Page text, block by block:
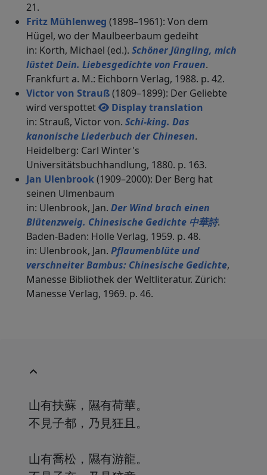
21.
Fritz Mühlenweg (1898–1961): Von dem
Hügel, wo der Maulbeerbaum gedeiht
in: Korth, Michael (ed.). Schöner Jüngling, mich
lüstet Dein. Liebesgedichte von Frauen.
Frankfurt a. M.: Eichborn Verlag, 1988. p. 42.
Victor von Strauß(1809–1899): Der Geliebte
wird verspottet
Display translation
in: Strauß, Victor von. Schi-king. Das
kanonische Liederbuch der Chinesen.
Heidelberg: Carl Winter's
Universitätsbuchhandlung, 1880. p. 163.
Jan Ulenbrook(1909–2000): Der Berg hat
seinen Ulmenbaum
in: Ulenbrook, Jan. Der Wind brach einen
Blütenzweig. Chinesische Gedichte 中華詩.
Baden-Baden: Holle Verlag, 1959. p. 48.
in: Ulenbrook, Jan. Pflaumenblüte und
verschneiter Bambus: Chinesische Gedichte,
Manesse Bibliothek der Weltliteratur. Zürich:
Manesse Verlag, 1969. p. 46.
山有扶蘇，隰有荷華。
不見子都，乃見狂且。
山有喬松，隰有游龍。